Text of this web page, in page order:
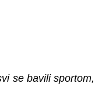
se bavili sportom,